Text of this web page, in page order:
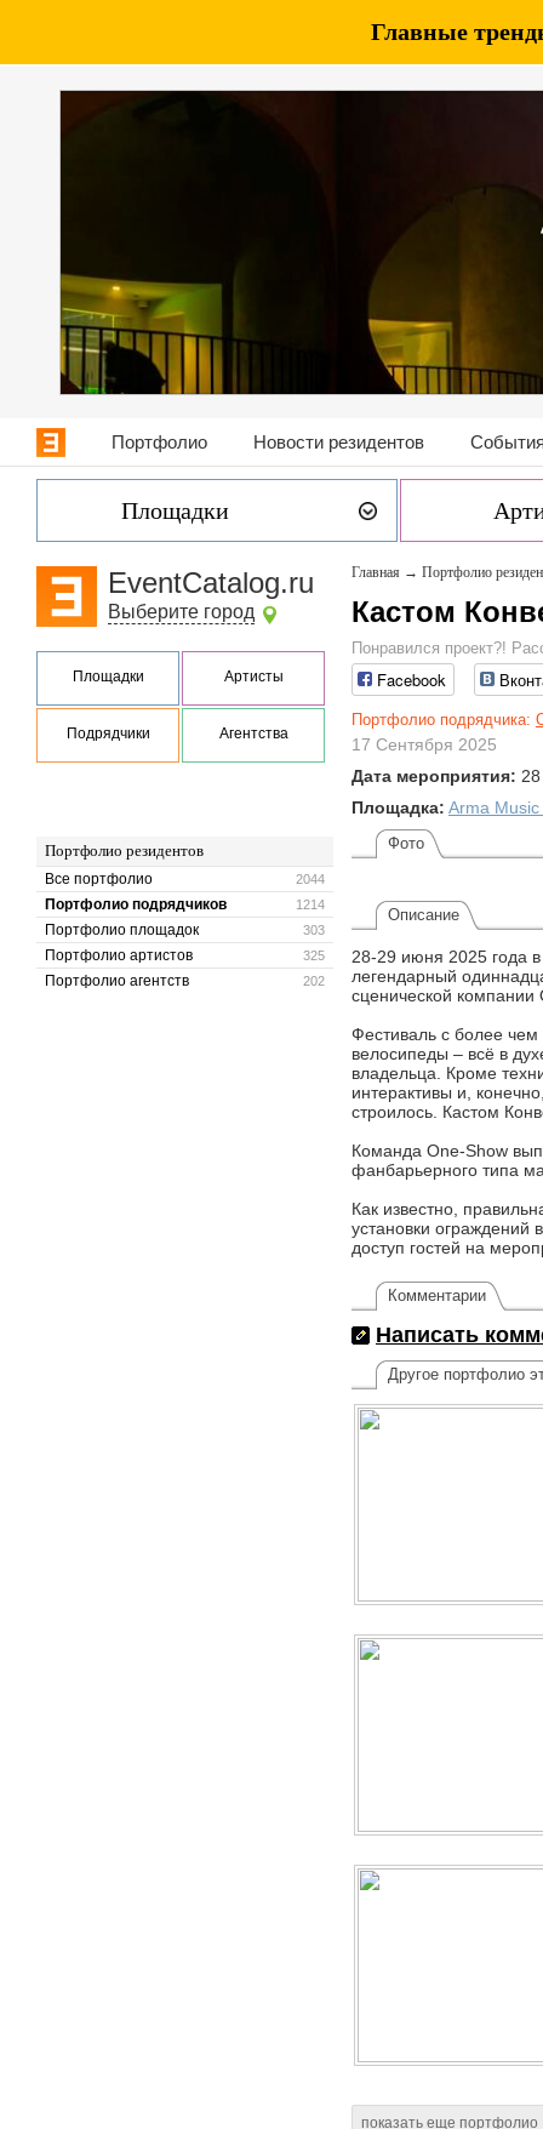
Главные
Портфолио Новости резидентов
Площадки
EventCatalog.ru
Выберите город
Площадки Артисты
Подрядчики Агентства
Портфолио резидентов
2044
Все портфолио
1214
Портфолио подрядчиков
303
Портфолио площадок
325
Портфолио артистов
202
Портфолио агентств
Главная → Портфолио
Кастом
Понравился проект?!
Facebook
Портфолио подрядчика:
17 Сентября 2025
Дата мероприятия:
Площадка: Arma Music
Фото
Описание
28-29 июня 2025 года
легендарный
сценической
Фестиваль с более
велосипеды – всё в
владельца. Кроме
интерактивы и,
строилось. Кастом
Команда One-Show
фанбарьерного типа
Как известно,
установки ограждений
доступ гостей на
Комментарии
Написать
Другое портфолио
показать еще портфолио